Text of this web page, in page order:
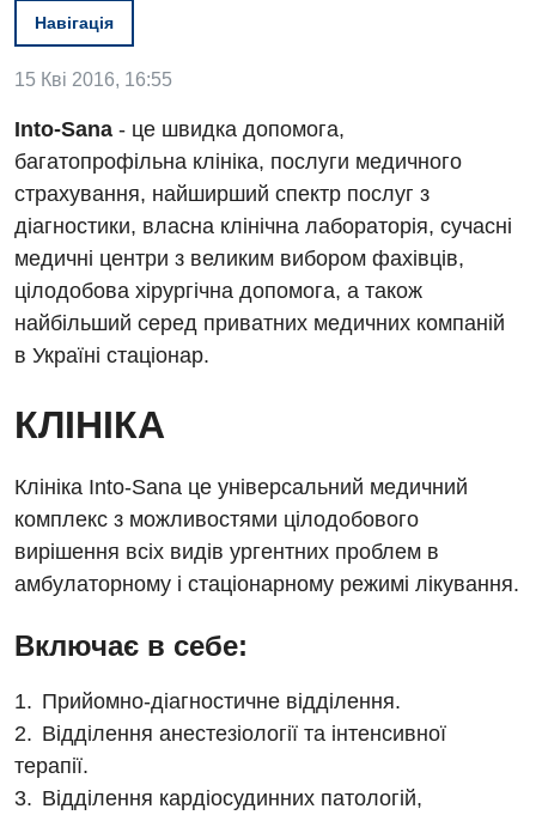
Навігація
15 Кві 2016, 16:55
Into-Sana - це швидка допомога,
багатопрофільна клініка, послуги медичного
страхування, найширший спектр послуг з
діагностики, власна клінічна лабораторія, сучасні
медичні центри з великим вибором фахівців,
цілодобова хірургічна допомога, а також
найбільший серед приватних медичних компаній
в Україні стаціонар.
КЛІНІКА
Клініка Into-Sana це універсальний медичний
комплекс з можливостями цілодобового
вирішення всіх видів ургентних проблем в
амбулаторному і стаціонарному режимі лікування.
Включає в себе:
Прийомно-діагностичне відділення.
Відділення анестезіології та інтенсивної
терапії.
Відділення кардіосудинних патологій,